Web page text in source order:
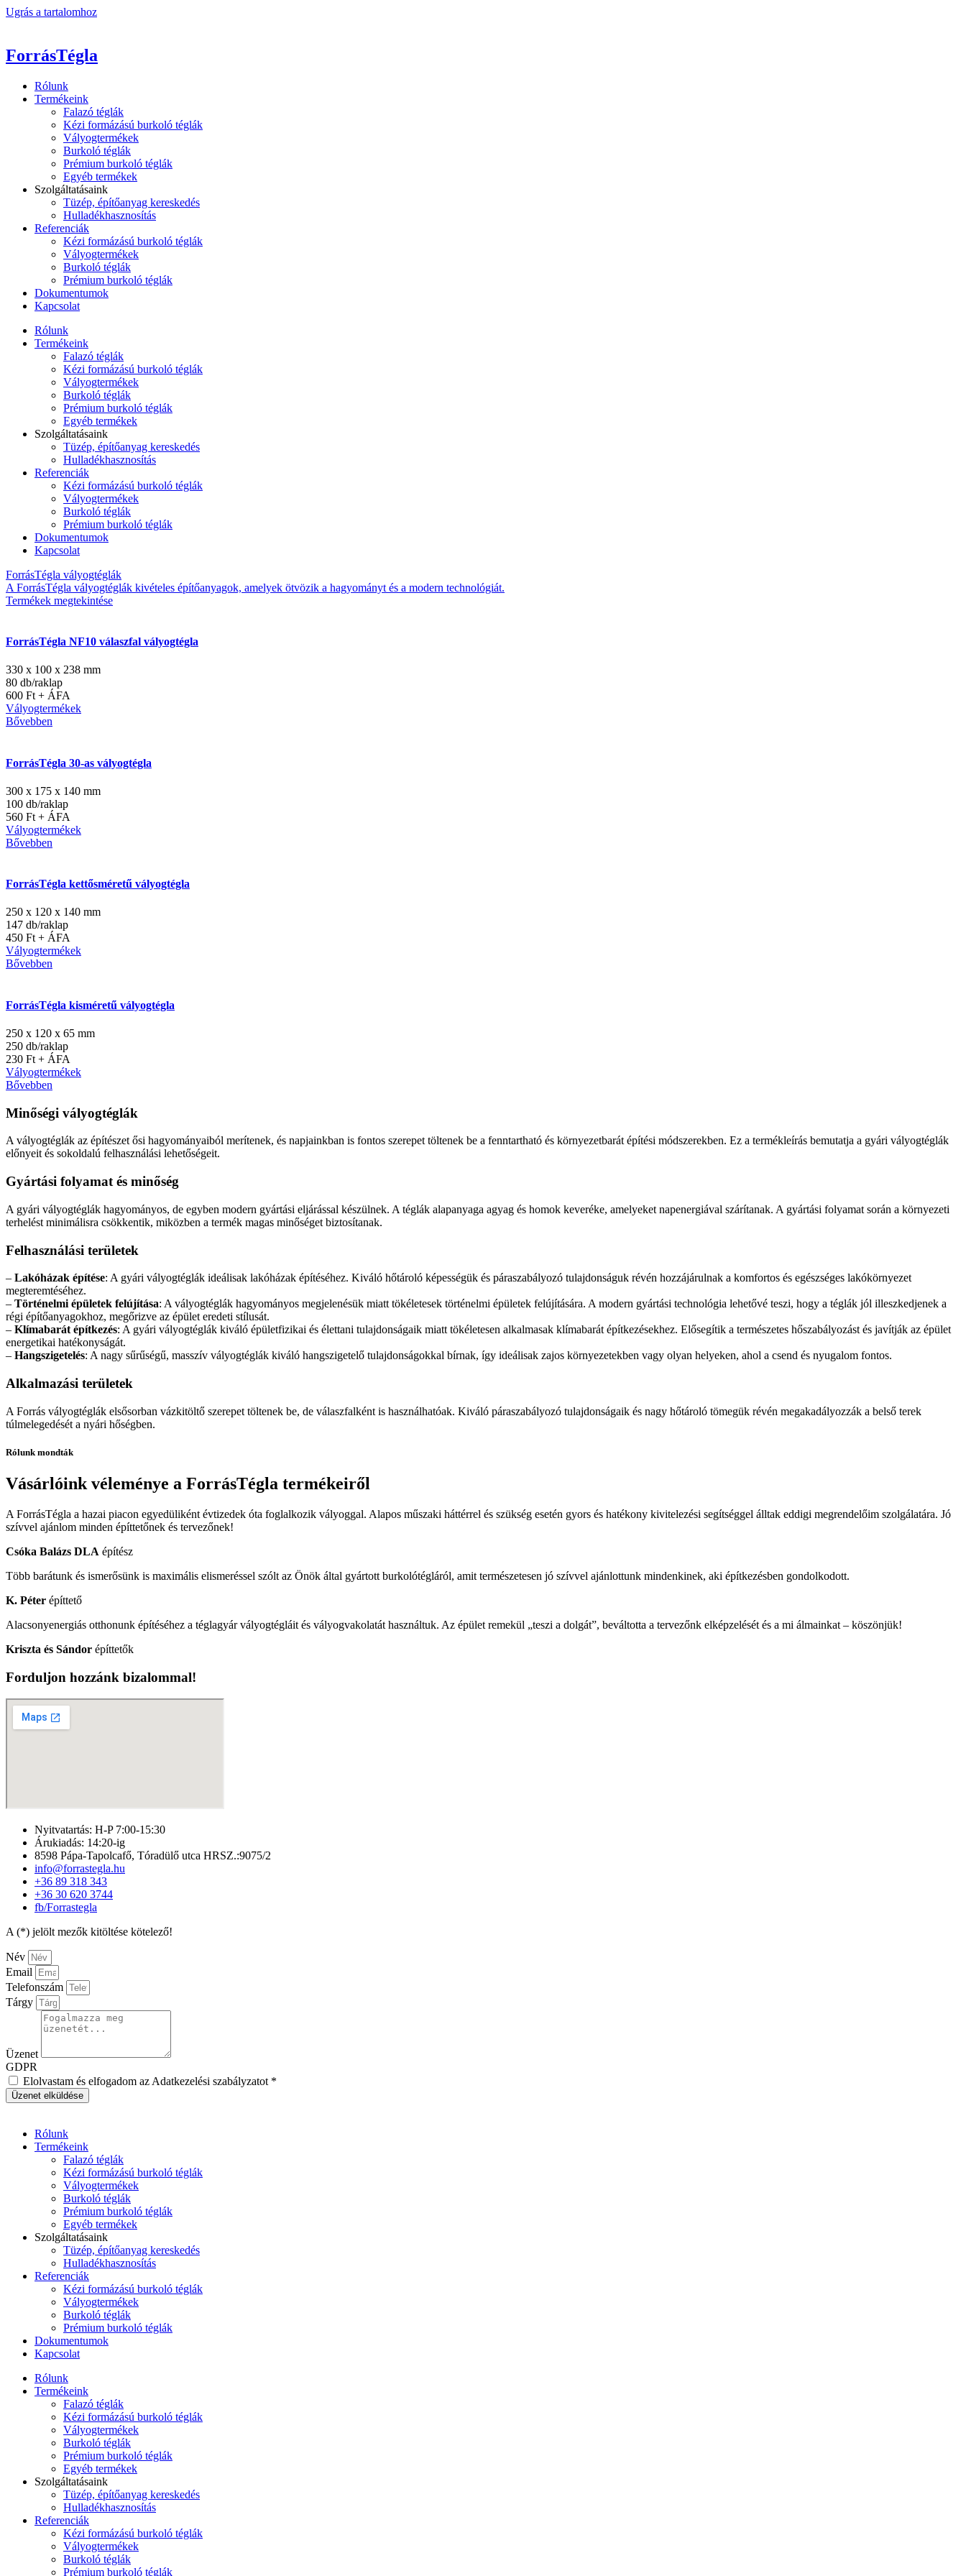
Ugrás a tartalomhoz
ForrásTégla
Rólunk
Termékeink
Falazó téglák
Kézi formázású burkoló téglák
Vályogtermékek
Burkoló téglák
Prémium burkoló téglák
Egyéb termékek
Szolgáltatásaink
Tüzép, építőanyag kereskedés
Hulladékhasznosítás
Referenciák
Kézi formázású burkoló téglák
Vályogtermékek
Burkoló téglák
Prémium burkoló téglák
Dokumentumok
Kapcsolat
Rólunk
Termékeink
Falazó téglák
Kézi formázású burkoló téglák
Vályogtermékek
Burkoló téglák
Prémium burkoló téglák
Egyéb termékek
Szolgáltatásaink
Tüzép, építőanyag kereskedés
Hulladékhasznosítás
Referenciák
Kézi formázású burkoló téglák
Vályogtermékek
Burkoló téglák
Prémium burkoló téglák
Dokumentumok
Kapcsolat
ForrásTégla vályogtéglák
A ForrásTégla vályogtéglák kivételes építőanyagok, amelyek ötvözik a hagyományt és a modern technológiát.
Termékek megtekintése
ForrásTégla NF10 válaszfal vályogtégla
330 x 100 x 238 mm
80 db/raklap
600 Ft + ÁFA
Vályogtermékek
Bővebben
ForrásTégla 30-as vályogtégla
300 x 175 x 140 mm
100 db/raklap
560 Ft + ÁFA
Vályogtermékek
Bővebben
ForrásTégla kettősméretű vályogtégla
250 x 120 x 140 mm
147 db/raklap
450 Ft + ÁFA
Vályogtermékek
Bővebben
ForrásTégla kisméretű vályogtégla
250 x 120 x 65 mm
250 db/raklap
230 Ft + ÁFA
Vályogtermékek
Bővebben
Minőségi vályogtéglák
A vályogtéglák az építészet ősi hagyományaiból merítenek, és napjainkban is fontos szerepet töltenek be a fenntartható és környezetbarát építési módszerekben. Ez a termékleírás bemutatja a gyári vályogtéglák
előnyeit és sokoldalú felhasználási lehetőségeit.
Gyártási folyamat és minőség
A gyári vályogtéglák hagyományos, de egyben modern gyártási eljárással készülnek. A téglák alapanyaga agyag és homok keveréke, amelyeket napenergiával szárítanak. A gyártási folyamat során a környezeti
terhelést minimálisra csökkentik, miközben a termék magas minőséget biztosítanak.
Felhasználási területek
– Lakóházak építése: A gyári vályogtéglák ideálisak lakóházak építéséhez. Kiváló hőtároló képességük és páraszabályozó tulajdonságuk révén hozzájárulnak a komfortos és egészséges lakókörnyezet
megteremtéséhez.
– Történelmi épületek felújítása: A vályogtéglák hagyományos megjelenésük miatt tökéletesek történelmi épületek felújítására. A modern gyártási technológia lehetővé teszi, hogy a téglák jól illeszkedjenek a
régi építőanyagokhoz, megőrizve az épület eredeti stílusát.
– Klímabarát építkezés: A gyári vályogtéglák kiváló épületfizikai és élettani tulajdonságaik miatt tökéletesen alkalmasak klímabarát építkezésekhez. Elősegítik a természetes hőszabályozást és javítják az épület
energetikai hatékonyságát.
– Hangszigetelés: A nagy sűrűségű, masszív vályogtéglák kiváló hangszigetelő tulajdonságokkal bírnak, így ideálisak zajos környezetekben vagy olyan helyeken, ahol a csend és nyugalom fontos.
Alkalmazási területek
A Forrás vályogtéglák elsősorban vázkitöltő szerepet töltenek be, de válaszfalként is használhatóak. Kiváló páraszabályozó tulajdonságaik és nagy hőtároló tömegük révén megakadályozzák a belső terek
túlmelegedését a nyári hőségben.
Rólunk mondták
Vásárlóink véleménye a ForrásTégla termékeiről
A ForrásTégla a hazai piacon egyedüliként évtizedek óta foglalkozik vályoggal. Alapos műszaki háttérrel és szükség esetén gyors és hatékony kivitelezési segítséggel álltak eddigi megrendelőim szolgálatára. Jó
szívvel ajánlom minden építtetőnek és tervezőnek!
Csóka Balázs DLA építész
Több barátunk és ismerősünk is maximális elismeréssel szólt az Önök által gyártott burkolótégláról, amit természetesen jó szívvel ajánlottunk mindenkinek, aki építkezésben gondolkodott.
K. Péter építtető
Alacsonyenergiás otthonunk építéséhez a téglagyár vályogtégláit és vályogvakolatát használtuk. Az épület remekül „teszi a dolgát”, beváltotta a tervezőnk elképzelését és a mi álmainkat – köszönjük!
Kriszta és Sándor építtetők
Forduljon hozzánk bizalommal!
Nyitvatartás: H-P 7:00-15:30
Árukiadás: 14:20-ig
8598 Pápa-Tapolcafő, Tóradülő utca HRSZ.:9075/2
info@forrastegla.hu
+36 89 318 343
+36 30 620 3744
fb/Forrastegla
A (*) jelölt mezők kitöltése kötelező!
Név
Email
Telefonszám
Tárgy
Üzenet
GDPR
Elolvastam és elfogadom az Adatkezelési szabályzatot *
Üzenet elküldése
Rólunk
Termékeink
Falazó téglák
Kézi formázású burkoló téglák
Vályogtermékek
Burkoló téglák
Prémium burkoló téglák
Egyéb termékek
Szolgáltatásaink
Tüzép, építőanyag kereskedés
Hulladékhasznosítás
Referenciák
Kézi formázású burkoló téglák
Vályogtermékek
Burkoló téglák
Prémium burkoló téglák
Dokumentumok
Kapcsolat
Rólunk
Termékeink
Falazó téglák
Kézi formázású burkoló téglák
Vályogtermékek
Burkoló téglák
Prémium burkoló téglák
Egyéb termékek
Szolgáltatásaink
Tüzép, építőanyag kereskedés
Hulladékhasznosítás
Referenciák
Kézi formázású burkoló téglák
Vályogtermékek
Burkoló téglák
Prémium burkoló téglák